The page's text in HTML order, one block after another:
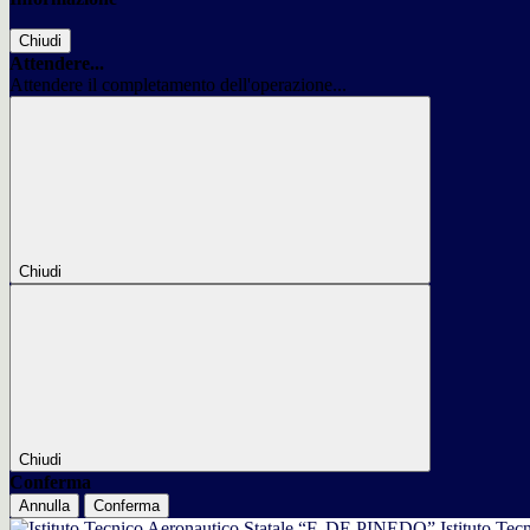
Chiudi
Attendere...
Attendere il completamento dell'operazione...
Chiudi
Chiudi
Conferma
Annulla Conferma